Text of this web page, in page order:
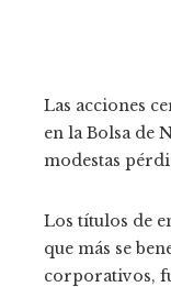
Las acciones
en la Bolsa de
modestas
Los títulos de
que más se
corporativos,